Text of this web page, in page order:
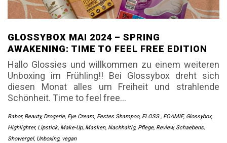
GLOSSYBOX MAI 2024 – SPRING
AWAKENING: TIME TO FEEL FREE EDITION
Hallo Glossies und willkommen zu einem weiteren
Unboxing im Frühling!! Bei Glossybox dreht sich
diesen Monat alles um Freiheit und strahlende
Schönheit. Time to feel free…
Babor, Beauty, Drogerie, Eye Cream, Festes Shampoo, FLOSS. , FOAMIE, Glossybox,
Highlighter, Lipstick, Make-Up, Masken, Nachhaltig, Pflege, Review, Schaebens,
Showergel, Unboxing, vegan